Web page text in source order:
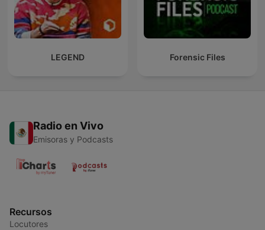
LEGEND Forensic Files
Radio en Vivo
Emisoras y Podcasts
Recursos
Locutores